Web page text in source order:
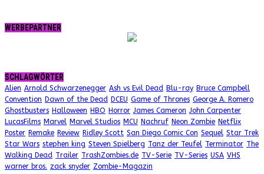
WERBEPARTNER
SCHLAGWÖRTER
Alien Arnold Schwarzenegger Ash vs Evil Dead Blu-ray Bruce Campbell
Convention Dawn of the Dead DCEU Game of Thrones George A. Romero
Ghostbusters Halloween HBO Horror James Cameron John Carpenter
LucasFilms Marvel Marvel Studios MCU Nachruf Neon Zombie Netflix
Poster Remake Review Ridley Scott San Diego Comic Con Sequel Star Trek
Star Wars stephen king Steven Spielberg Tanz der Teufel Terminator The
Walking Dead Trailer TrashZombies.de TV-Serie TV-Series USA VHS
warner bros. zack snyder Zombie-Magazin